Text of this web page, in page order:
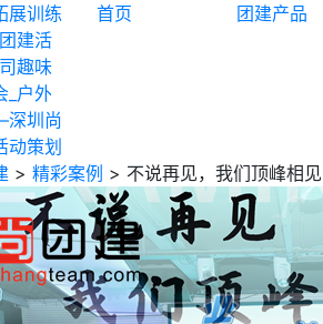
展训练
建活
趣味
_户外
圳尚
动策划
首页 团建产品
> 精彩案例 > 不说再见，我们顶峰相见